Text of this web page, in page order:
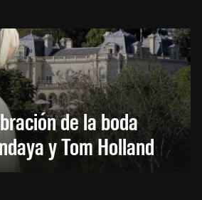
de la boda
y Tom Holland